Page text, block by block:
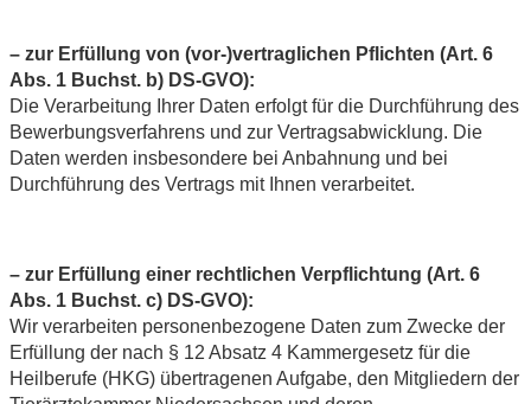
– zur Erfüllung von (vor-)vertraglichen Pflichten (Art. 6
Abs. 1 Buchst. b) DS-GVO):
Die Verarbeitung Ihrer Daten erfolgt für die Durchführung des
Bewerbungsverfahrens und zur Vertragsabwicklung. Die
Daten werden insbesondere bei Anbahnung und bei
Durchführung des Vertrags mit Ihnen verarbeitet.
– zur Erfüllung einer rechtlichen Verpflichtung (Art. 6
Abs. 1 Buchst. c) DS-GVO):
Wir verarbeiten personenbezogene Daten zum Zwecke der
Erfüllung der nach § 12 Absatz 4 Kammergesetz für die
Heilberufe (HKG) übertragenen Aufgabe, den Mitgliedern der